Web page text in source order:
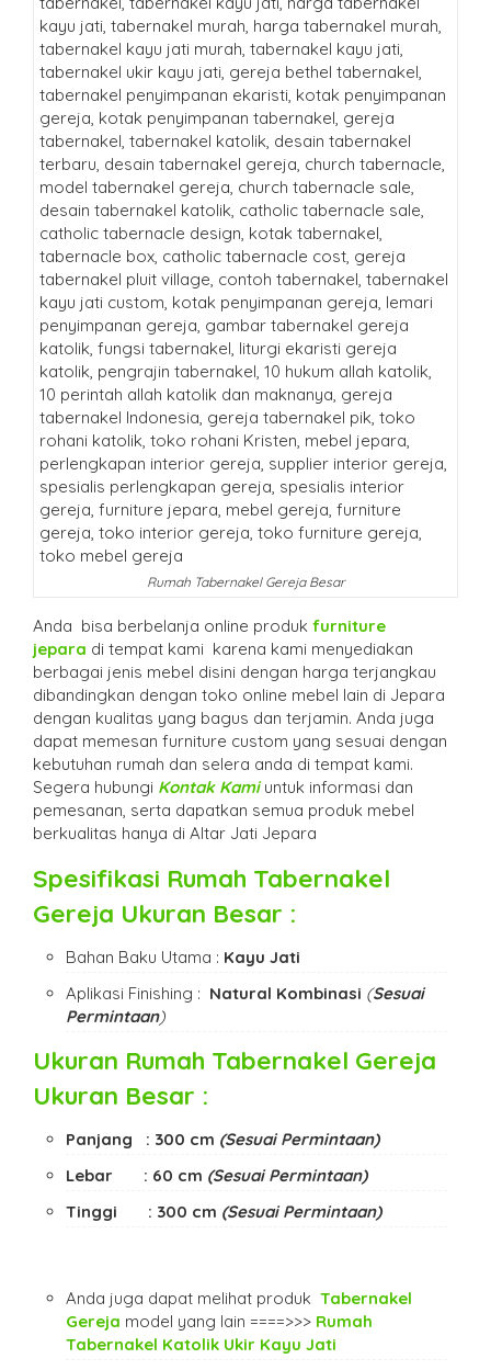
Rumah Tabernakel Gereja Besar
Anda bisa berbelanja online produk furniture
jepara di tempat kami karena kami menyediakan
berbagai jenis mebel disini dengan harga terjangkau
dibandingkan dengan toko online mebel lain di Jepara
dengan kualitas yang bagus dan terjamin. Anda juga
dapat memesan furniture custom yang sesuai dengan
kebutuhan rumah dan selera anda di tempat kami.
Segera hubungi Kontak Kamiuntuk informasi dan
pemesanan, serta dapatkan semua produk mebel
berkualitas hanya di Altar Jati Jepara
Spesifikasi Rumah Tabernakel
Gereja Ukuran Besar :
Bahan Baku Utama : Kayu Jati
Aplikasi Finishing : Natural Kombinasi (Sesuai
Permintaan)
Ukuran Rumah Tabernakel Gereja
Ukuran Besar :
Panjang : 300 cm (Sesuai Permintaan)
Lebar : 60 cm (Sesuai Permintaan)
Tinggi : 300 cm (Sesuai Permintaan)
Anda juga dapat melihat produk Tabernakel
Gereja model yang lain ====>>> Rumah
Tabernakel Katolik Ukir Kayu Jati